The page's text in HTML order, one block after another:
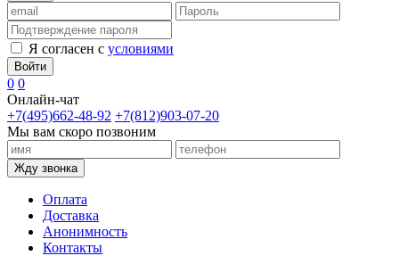
Я согласен с условиями
Войти
0 0
Онлайн-чат
+7(495)662-48-92 +7(812)903-07-20
Мы вам скоро позвоним
Жду звонка
Оплата
Доставка
Анонимность
Контакты